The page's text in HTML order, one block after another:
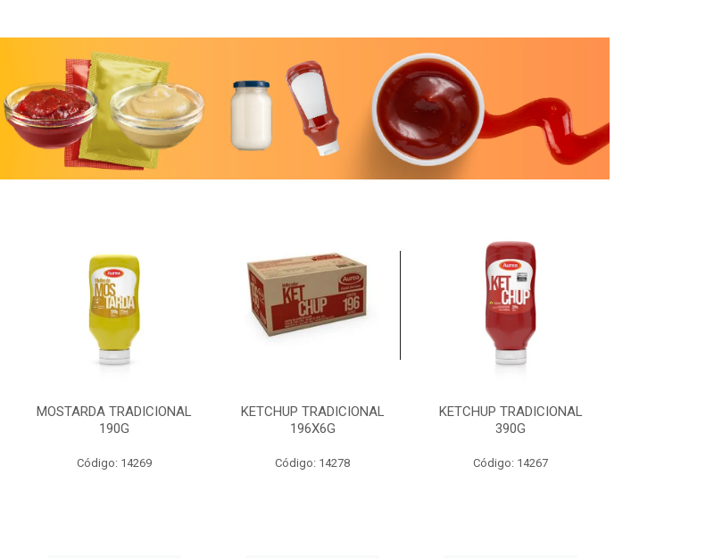
MOSTARDA TRADICIONAL
190G
Código: 14269
KETCHUP TRADICIONAL
196X6G
Código: 14278
KETCHUP TRADICIONAL
390G
Código: 14267